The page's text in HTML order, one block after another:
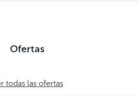
Ofertas
todas las ofertas